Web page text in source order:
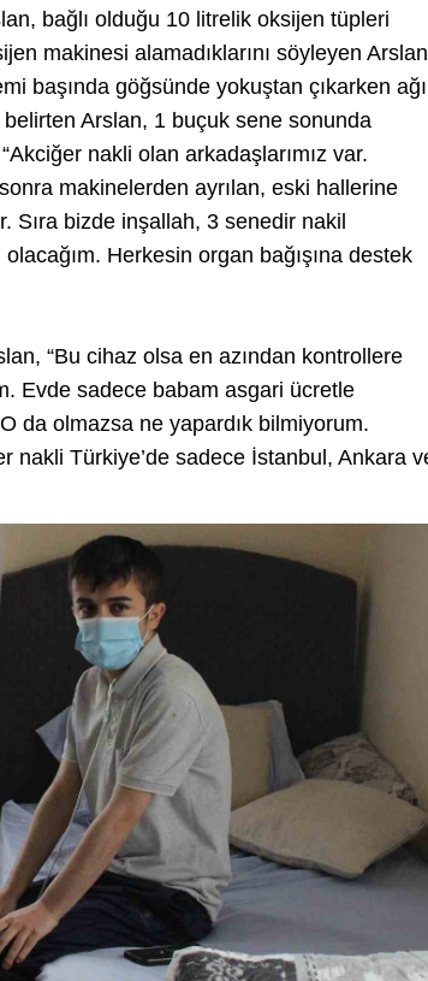
bağlı olduğu 10 litrelik oksijen tüpleri
makinesi alamadıklarını söyleyen
başında göğsünde yokuştan çıkarken
Arslan, 1 buçuk sene sonunda
nakli olan arkadaşlarımız var.
makinelerden ayrılan, eski hallerine
Sıra bizde inşallah, 3 senedir nakil
Herkesin organ bağışına destek
“Bu cihaz olsa en azından kontrollere
Evde sadece babam asgari ücretle
da olmazsa ne yapardık bilmiyorum.
nakli Türkiye’de sadece İstanbul, Ankara